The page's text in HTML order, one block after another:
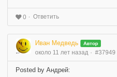
0 Ответить
Иван Медведь Автор
около 11 лет назад #37949
Posted by Андрей: